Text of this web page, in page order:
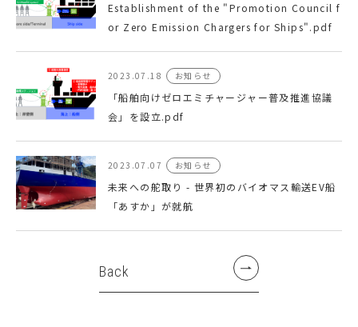
Establishment of the "Promotion Council f
or Zero Emission Chargers for Ships".pdf
2023.07.18 お知らせ
「船舶向けゼロエミチャージャー普及推進協議
会」を設立.pdf
2023.07.07 お知らせ
未来への舵取り - 世界初のバイオマス輸送EV船
「あすか」が就航
Back